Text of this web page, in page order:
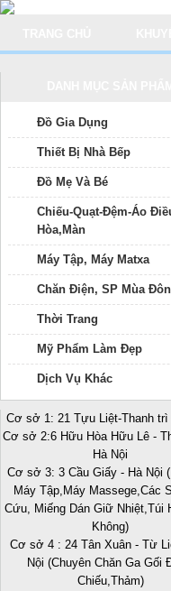
Đồ Gia Dụng
Thiết Bị Nhà Bếp
Đồ Mẹ Và Bé
Chiếu-Quạt-Đệm-Áo
Hòa,Màn
Máy Tập, Máy Matxa
Chăn Điện, SP Mùa
Thời Trang
Mỹ Phẩm Làm Đẹp
Dịch Vụ Khác
Cơ sở 1: 21 Tựu Liệt-Thanh trì
Cơ sở 2:6 Hữu Hòa Hữu Lê -
Hà Nội
Cơ sở 3: 3 Cầu Giấy - Hà Nội
Máy Tập,Máy Massege,Các
Cứu, Miếng Dán Giữ Nhiệt,Túi
Không)
Cơ sở 4 : 24 Tân Xuân - Từ
Nội (Chuyên Chăn Ga Gối
Chiếu,Thảm)